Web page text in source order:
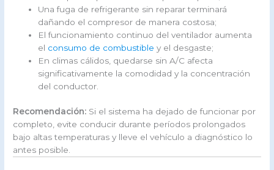
Una fuga de refrigerante sin reparar terminará
dañando el compresor de manera costosa;
El funcionamiento continuo del ventilador aumenta
el consumo de combustible y el desgaste;
En climas cálidos, quedarse sin A/C afecta
significativamente la comodidad y la concentración
del conductor.
Recomendación: Si el sistema ha dejado de funcionar por
completo, evite conducir durante períodos prolongados
bajo altas temperaturas y lleve el vehículo a diagnóstico lo
antes posible.